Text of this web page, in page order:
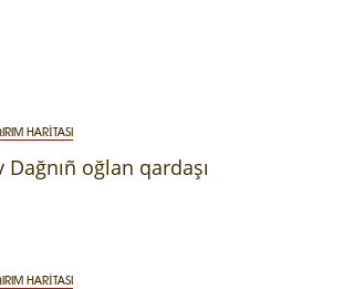
HARİTASI
oğlan qardaşı
HARİTASI